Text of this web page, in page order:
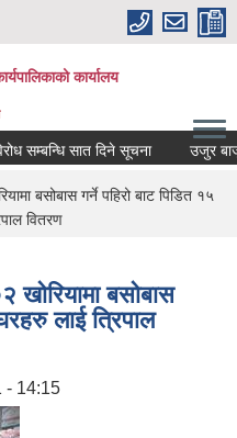
कार्यालय
सम्बन्धि सात दिने सूचना उजुर बाजुर
बसोबास गर्ने पहिरो बाट पिडित १५
वितरण
खोरियामा बसोबास
लाई त्रिपाल
- 14:15